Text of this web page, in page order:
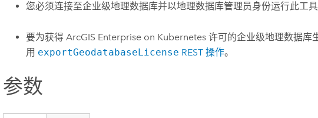
您必须连接至企业级地理数据库并以地理数据库管理员身份运行此工具
要为获得 ArcGIS Enterprise on Kubernetes许可的企业级地理数据库
用 exportGeodatabaseLicense REST 操作。
参数